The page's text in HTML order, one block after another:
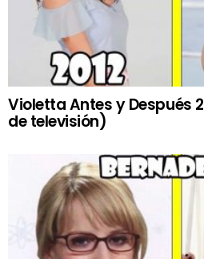
Violetta Antes y Después
de televisión)